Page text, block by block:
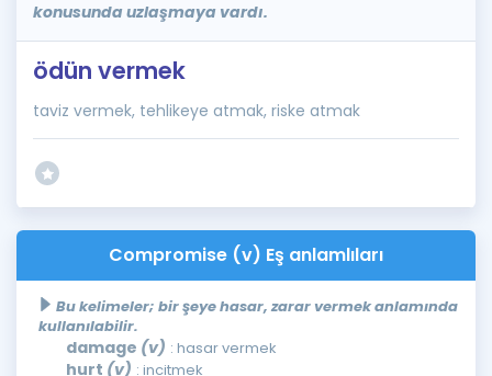
konusunda uzlaşmaya vardı.
ödün vermek
taviz vermek, tehlikeye atmak, riske atmak
Compromise (v) Eş anlamlıları
Bu kelimeler; bir şeye hasar, zarar vermek anlamında
kullanılabilir.
damage (v) : hasar vermek
hurt (v) : incitmek